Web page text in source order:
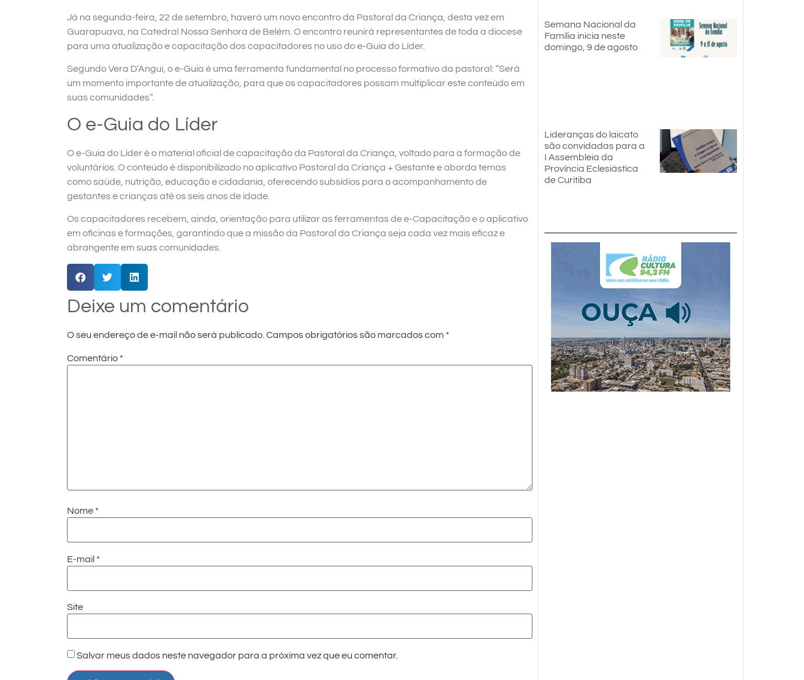
Já na segunda-feira, 22 de setembro, haverá um novo encontro da Pastoral da Criança, desta vez em
Guarapuava, na Catedral Nossa Senhora de Belém. O encontro reunirá representantes de toda a diocese
para uma atualização e capacitação dos capacitadores no uso do e-Guia do Líder.
Segundo Vera D’Angui, o e-Guia é uma ferramenta fundamental no processo formativo da pastoral: “Será
um momento importante de atualização, para que os capacitadores possam multiplicar este conteúdo em
suas comunidades”.
O e-Guia do Líder
O e-Guia do Líder é o material oficial de capacitação da Pastoral da Criança, voltado para a formação de
voluntários. O conteúdo é disponibilizado no aplicativo Pastoral da Criança + Gestante e aborda temas
como saúde, nutrição, educação e cidadania, oferecendo subsídios para o acompanhamento de
gestantes e crianças até os seis anos de idade.
Os capacitadores recebem, ainda, orientação para utilizar as ferramentas de e-Capacitação e o aplicativo
em oficinas e formações, garantindo que a missão da Pastoral da Criança seja cada vez mais eficaz e
abrangente em suas comunidades.
Deixe um comentário
O seu endereço de e-mail não será publicado. Campos obrigatórios são marcados com *
Comentário *
Nome *
E-mail *
Site
Salvar meus dados neste navegador para a próxima vez que eu comentar.
Semana Nacional da
Família inicia neste
domingo, 9 de agosto
Lideranças do laicato
são convidadas para a
I Assembleia da
Província Eclesiástica
de Curitiba